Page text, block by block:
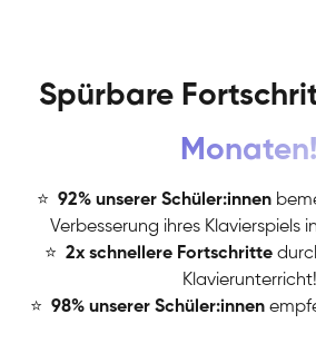
Spürbare
Monaten!
⭐ 92% unserer Schüler:innen
Verbesserung ihres Klavierspiels
⭐ 2x schnellere Fortschritte
Klavierunterricht!
⭐ 98% unserer Schüler:innen